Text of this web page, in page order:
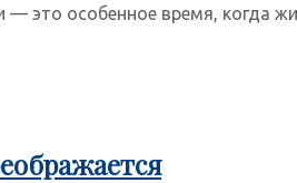
— это особенное время, когда